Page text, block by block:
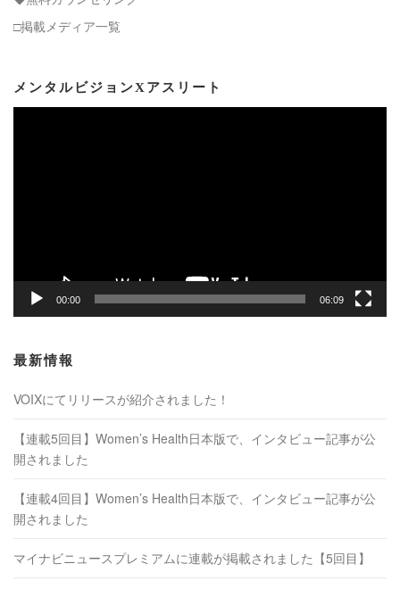
□掲載メディア一覧
メンタルビジョンXアスリート
00:00 06:09
最新情報
VOIXにてリリースが紹介されました！
【連載5回目】Women’s Health日本版で、インタビュー記事が公
開されました
【連載4回目】Women’s Health日本版で、インタビュー記事が公
開されました
マイナビニュースプレミアムに連載が掲載されました【5回目】